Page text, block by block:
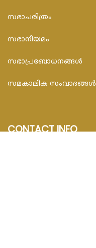
സഭാചരിത്രം
സഭാനിയമം
സഭാപ്രബോധനങ്ങള്‍
സമകാലിക സംവാദങ്ങൾ
CONTACT INFO